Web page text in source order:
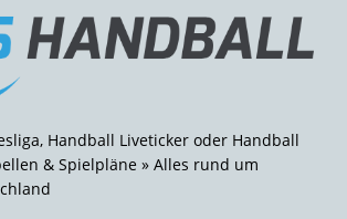
Handball Liveticker oder Handball
& Spielpläne » Alles rund um